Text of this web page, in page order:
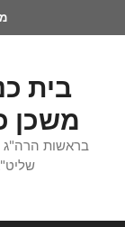
בית
משכן
בראשות הרה"ג